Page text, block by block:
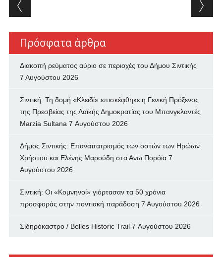
Πρόσφατα άρθρα
Διακοπή ρεύματος αύριο σε περιοχές του Δήμου Σιντικής
7 Αυγούστου 2026
Σιντική: Τη δομή «Κλειδί» επισκέφθηκε η Γενική Πρόξενος
της Πρεσβείας της Λαϊκής Δημοκρατίας του Μπανγκλαντές
Marzia Sultana 7 Αυγούστου 2026
Δήμος Σιντικής: Επαναπατρισμός των oστών των Ηρώων
Χρήστου και Ελένης Μαρούδη στα Ανω Πορόϊα 7
Αυγούστου 2026
Σιντική: Οι «Κομνηνοί» γιόρτασαν τα 50 χρόνια
προσφοράς στην ποντιακή παράδοση 7 Αυγούστου 2026
Σιδηρόκαστρο / Belles Historic Trail 7 Αυγούστου 2026